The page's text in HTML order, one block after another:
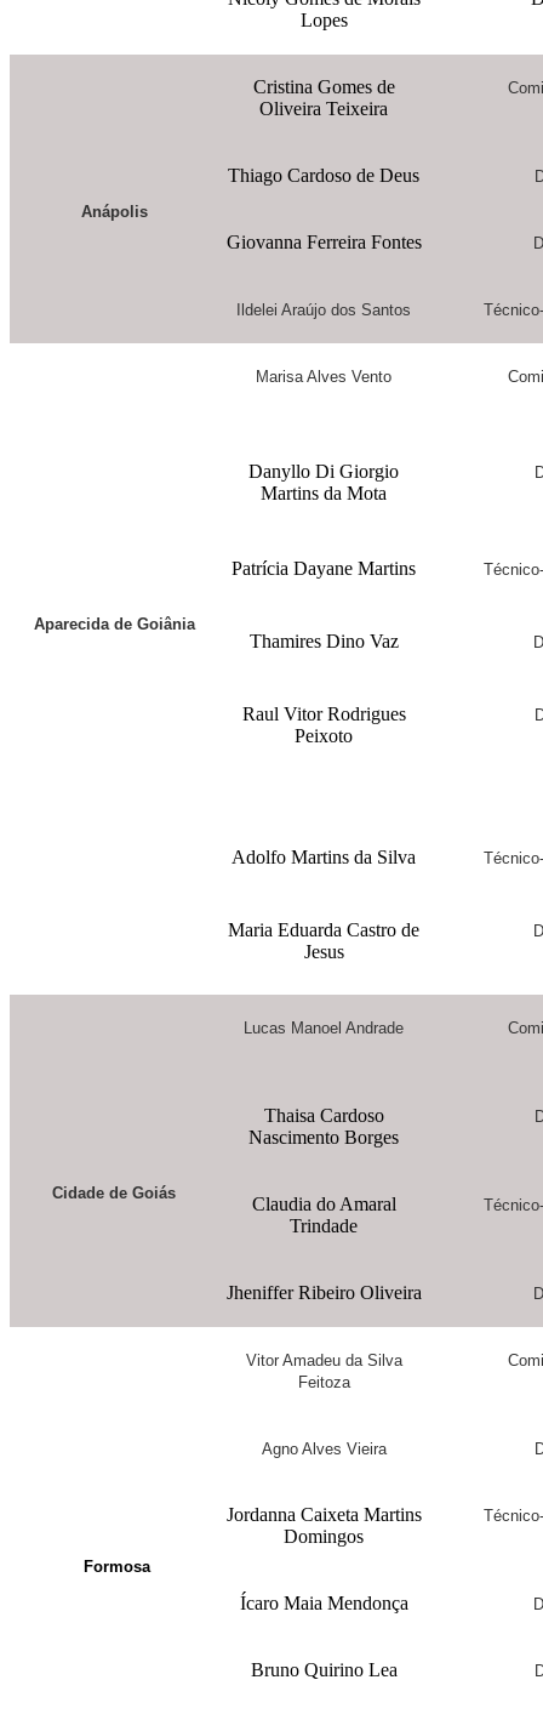
Lopes
Anápolis
Cristina Gomes de
Oliveira Teixeira
Thiago Cardoso de Deus
Giovanna Ferreira Fontes
Ildelei Araújo dos Santos
Aparecida de Goiânia
Marisa Alves Vento
Danyllo Di Giorgio
Martins da Mota
Patrícia Dayane Martins
Thamires Dino Vaz
Raul Vitor Rodrigues
Peixoto
Adolfo Martins da Silva
Maria Eduarda Castro de
Jesus
Cidade de Goiás
Lucas Manoel Andrade
Thaisa Cardoso
Nascimento Borges
Claudia do Amaral
Trindade
Jheniffer Ribeiro Oliveira
Formosa
Vitor Amadeu da Silva
Feitoza
Agno Alves Vieira
Jordanna Caixeta Martins
Domingos
Ícaro Maia Mendonça
Bruno Quirino Lea